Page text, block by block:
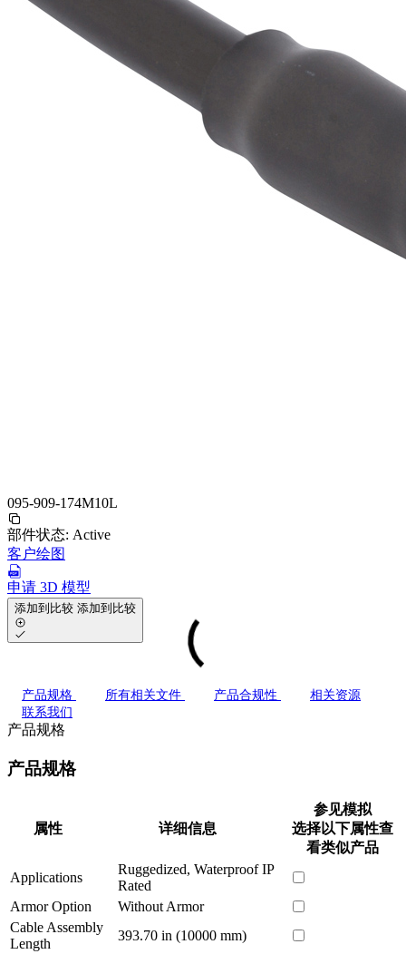
095-909-174M10L
部件状态: Active
客户绘图
申请 3D 模型
添加到比较 添加到比较
产品规格 所有相关文件 产品合规性
相关资源
联系我们
产品规格
产品规格
属性 详细信息
参见模拟
选择以下属性查
看类似产品
Applications
Ruggedized, Waterproof IP
Rated
Armor Option
Without Armor
Cable Assembly
Length
393.70 in (10000 mm)